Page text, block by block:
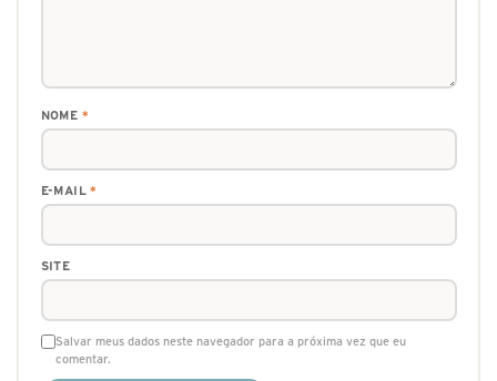
NOME *
E-MAIL*
SITE
Salvar meus dados neste navegador para a próxima vez que eu
comentar.